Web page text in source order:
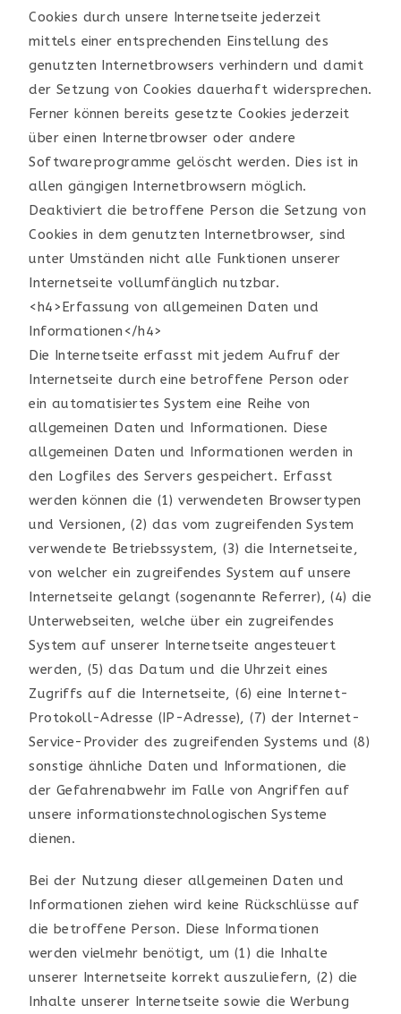
Cookies durch unsere Internetseite jederzeit
mittels einer entsprechenden Einstellung des
genutzten Internetbrowsers verhindern und damit
der Setzung von Cookies dauerhaft widersprechen.
Ferner können bereits gesetzte Cookies jederzeit
über einen Internetbrowser oder andere
Softwareprogramme gelöscht werden. Dies ist in
allen gängigen Internetbrowsern möglich.
Deaktiviert die betroffene Person die Setzung von
Cookies in dem genutzten Internetbrowser, sind
unter Umständen nicht alle Funktionen unserer
Internetseite vollumfänglich nutzbar.
<h4>Erfassung von allgemeinen Daten und
Informationen</h4>
Die Internetseite erfasst mit jedem Aufruf der
Internetseite durch eine betroffene Person oder
ein automatisiertes System eine Reihe von
allgemeinen Daten und Informationen. Diese
allgemeinen Daten und Informationen werden in
den Logfiles des Servers gespeichert. Erfasst
werden können die (1) verwendeten Browsertypen
und Versionen, (2) das vom zugreifenden System
verwendete Betriebssystem, (3) die Internetseite,
von welcher ein zugreifendes System auf unsere
Internetseite gelangt (sogenannte Referrer), (4) die
Unterwebseiten, welche über ein zugreifendes
System auf unserer Internetseite angesteuert
werden, (5) das Datum und die Uhrzeit eines
Zugriffs auf die Internetseite, (6) eine Internet-
Protokoll-Adresse (IP-Adresse), (7) der Internet-
Service-Provider des zugreifenden Systems und (8)
sonstige ähnliche Daten und Informationen, die
der Gefahrenabwehr im Falle von Angriffen auf
unsere informationstechnologischen Systeme
dienen.
Bei der Nutzung dieser allgemeinen Daten und
Informationen ziehen wird keine Rückschlüsse auf
die betroffene Person. Diese Informationen
werden vielmehr benötigt, um (1) die Inhalte
unserer Internetseite korrekt auszuliefern, (2) die
Inhalte unserer Internetseite sowie die Werbung